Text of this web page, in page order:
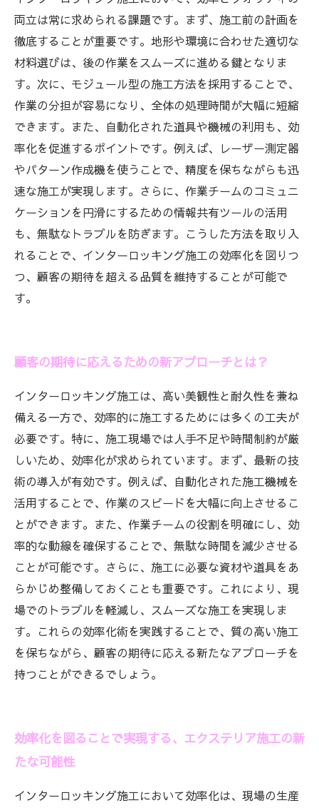
両立は常に求められる課題です。まず、施工前の計画を
徹底することが重要です。地形や環境に合わせた適切な
材料選びは、後の作業をスムーズに進める鍵となりま
す。次に、モジュール型の施工方法を採用することで、
作業の分担が容易になり、全体の処理時間が大幅に短縮
できます。また、自動化された道具や機械の利用も、効
率化を促進するポイントです。例えば、レーザー測定器
やパターン作成機を使うことで、精度を保ちながらも迅
速な施工が実現します。さらに、作業チームのコミュニ
ケーションを円滑にするための情報共有ツールの活用
も、無駄なトラブルを防ぎます。こうした方法を取り入
れることで、インターロッキング施工の効率化を図りつ
つ、顧客の期待を超える品質を維持することが可能で
す。
顧客の期待に応えるための新アプローチとは？
インターロッキング施工は、高い美観性と耐久性を兼ね
備える一方で、効率的に施工するためには多くの工夫が
必要です。特に、施工現場では人手不足や時間制約が厳
しいため、効率化が求められています。まず、最新の技
術の導入が有効です。例えば、自動化された施工機械を
活用することで、作業のスピードを大幅に向上させるこ
とができます。また、作業チームの役割を明確にし、効
率的な動線を確保することで、無駄な時間を減少させる
ことが可能です。さらに、施工に必要な資材や道具をあ
らかじめ整備しておくことも重要です。これにより、現
場でのトラブルを軽減し、スムーズな施工を実現しま
す。これらの効率化術を実践することで、質の高い施工
を保ちながら、顧客の期待に応える新たなアプローチを
持つことができるでしょう。
効率化を図ることで実現する、エクステリア施工の新
たな可能性
インターロッキング施工において効率化は、現場の生産